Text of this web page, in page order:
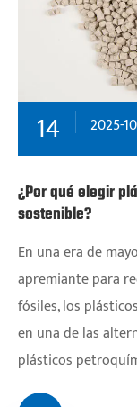
14 2025-10
¿Por qué elegir
sostenible?
En una era de
apremiante para
fósiles, los
en una de las
plásticos